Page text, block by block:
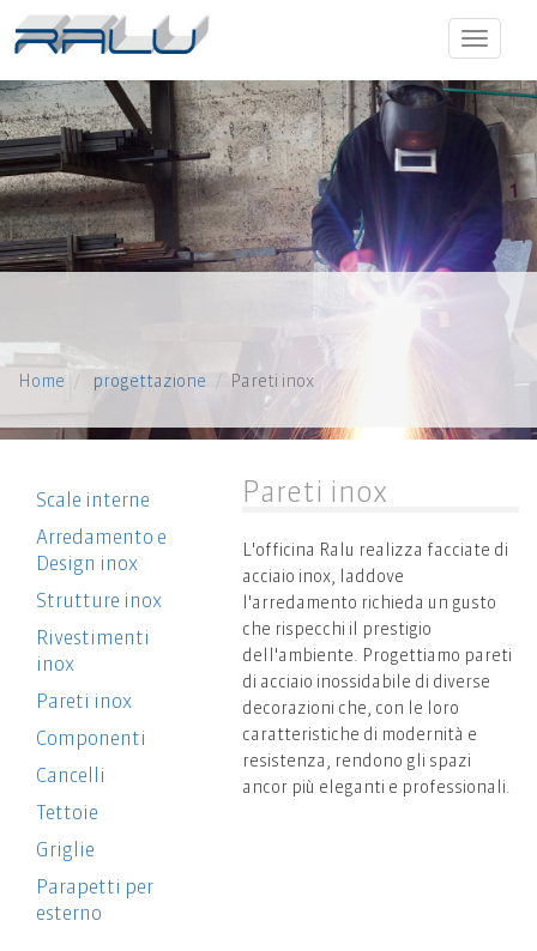
Toggle
Home progettazione Pareti inox
Scale interne
Arredamento e
Design inox
Strutture inox
Rivestimenti
inox
Pareti inox
Componenti
Cancelli
Tettoie
Griglie
Parapetti per
esterno
Pareti inox
L'officina Ralu realizza facciate di
acciaio inox, laddove
l'arredamento richieda un gusto
che rispecchi il prestigio
dell'ambiente. Progettiamo pareti
di acciaio inossidabile di diverse
decorazioni che, con le loro
caratteristiche di modernità e
resistenza, rendono gli spazi
ancor più eleganti e professionali.